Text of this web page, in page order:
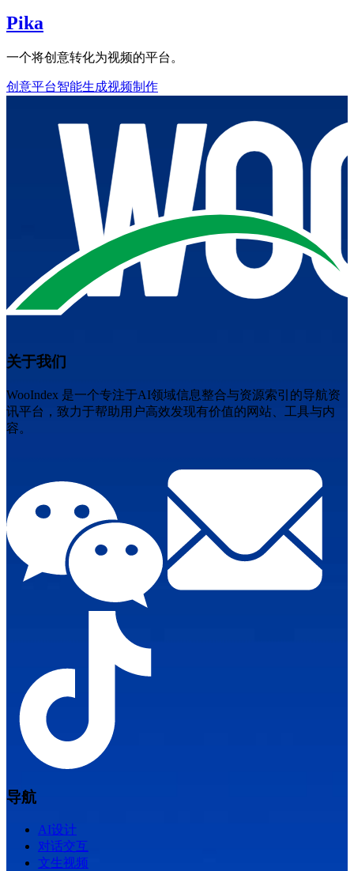
Pika
一个将创意转化为视频的平台。
创意平台智能生成视频制作
关于我们
WooIndex 是一个专注于AI领域信息整合与资源索引的导航资
讯平台，致力于帮助用户高效发现有价值的网站、工具与内
容。
导航
AI设计
对话交互
文生视频